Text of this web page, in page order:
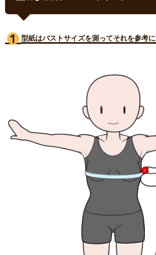
型紙はバストサイズを測ってそれを参考